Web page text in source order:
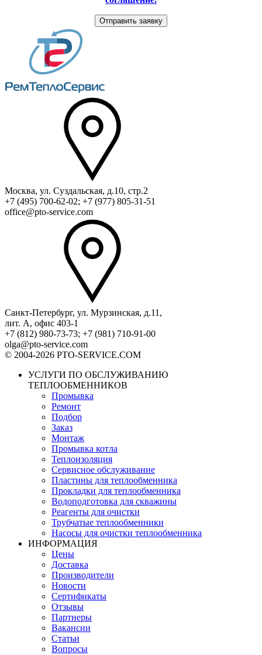
Москва, ул. Суздальская, д.10, стр.2
+7 (495) 700-62-02; +7 (977) 805-31-51
office@pto-service.com
Санкт-Петербург, ул. Мурзинская, д.11,
лит. А, офис 403-1
+7 (812) 980-73-73; +7 (981) 710-91-00
olga@pto-service.com
© 2004-2026 PTO-SERVICE.COM
УСЛУГИ ПО ОБСЛУЖИВАНИЮ
ТЕПЛООБМЕННИКОВ
Промывка
Ремонт
Подбор
Заказ
Монтаж
Промывка котла
Теплоизоляция
Сервисное обслуживание
Пластины для теплообменника
Прокладки для теплообменника
Водоподготовка для скважины
Реагенты для очистки
Трубчатые теплообменники
Насосы для очистки теплообменника
ИНФОРМАЦИЯ
Цены
Доставка
Производители
Новости
Сертификаты
Отзывы
Партнеры
Вакансии
Статьи
Вопросы